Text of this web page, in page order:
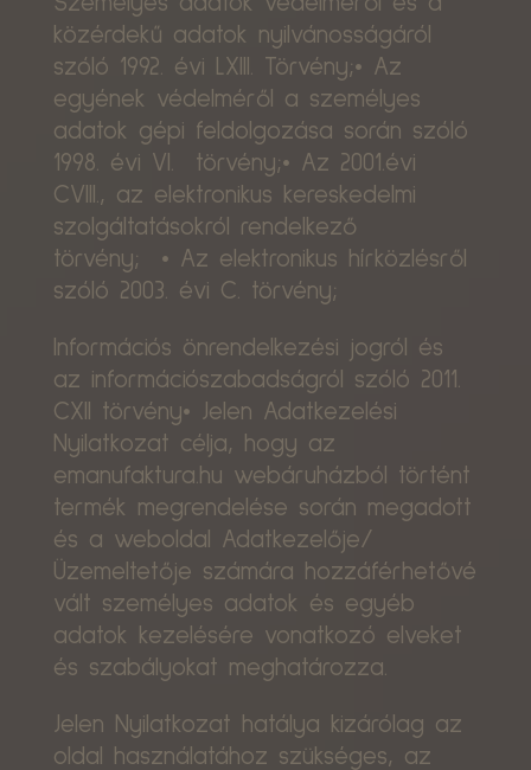
közérdekű adatok nyilvánosságáról
szóló 1992. évi LXIII. Törvény;• Az
egyének védelméről a személyes
adatok gépi feldolgozása során szóló
1998. évi VI. törvény;• Az 2001.évi
CVIII., az elektronikus kereskedelmi
szolgáltatásokról rendelkező
törvény; • Az elektronikus hírközlésről
szóló 2003. évi C. törvény;
Információs önrendelkezési jogról és
az információszabadságról szóló 2011.
CXII törvény• Jelen Adatkezelési
Nyilatkozat célja, hogy az
emanufaktura.hu webáruházból történt
termék megrendelése során megadott
és a weboldal Adatkezelője/
Üzemeltetője számára hozzáférhetővé
vált személyes adatok és egyéb
adatok kezelésére vonatkozó elveket
és szabályokat meghatározza.
Jelen Nyilatkozat hatálya kizárólag az
oldal használatához szükséges, az